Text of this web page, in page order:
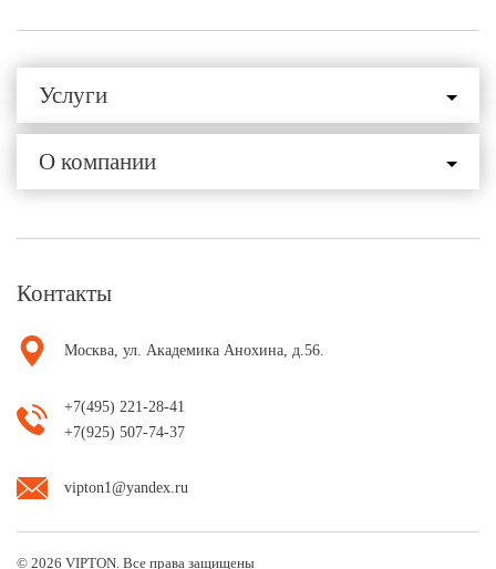
Услуги
О компании
Контакты
Москва, ул. Академика Анохина, д.56.
+7(495) 221-28-41
+7(925) 507-74-37
vipton1@yandex.ru
© 2026 VIPTON. Все права защищены